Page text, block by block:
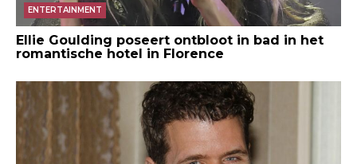
ENTERTAINMENT
Ellie Goulding poseert ontbloot in bad in het
romantische hotel in Florence